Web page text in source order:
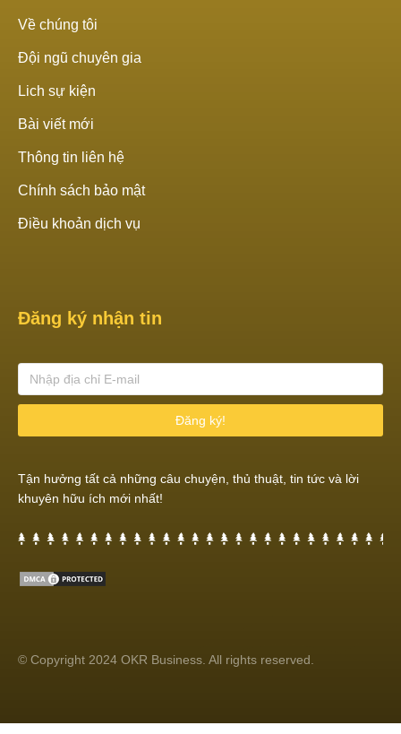
Về chúng tôi
Đội ngũ chuyên gia
Lich sự kiện
Bài viết mới
Thông tin liên hệ
Chính sách bảo mật
Điều khoản dịch vụ
Đăng ký nhận tin
Đăng ký!
Tận hưởng tất cả những câu chuyện, thủ thuật, tin tức và lời
khuyên hữu ích mới nhất!
© Copyright 2024 OKR Business. All rights reserved.